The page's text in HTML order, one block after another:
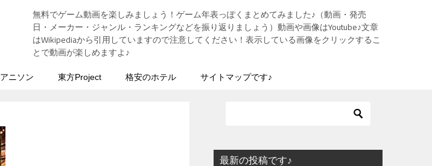
無料でゲーム動画を楽しみましょう！ゲーム年表っぽくまとめてみました♪（動画・発売
日・メーカー・ジャンル・ランキングなどを振り返りましょう）動画や画像はYoutube♪文章
はWikipediaから引用していますので注意してください！表示している画像をクリックするこ
とで動画が楽しめますよ♪
アニソン 東方Project 格安のホテル サイトマップです♪
最新の投稿です♪